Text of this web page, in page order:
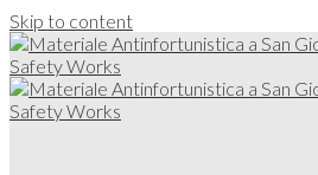
Skip to content